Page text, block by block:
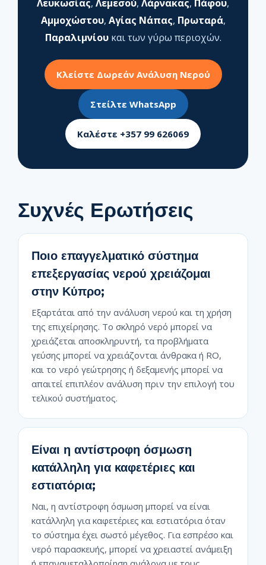
Λευκωσίας, Λεμεσού, Λάρνακας, Πάφου,
Αμμοχώστου, Αγίας Νάπας, Πρωταρά,
Παραλιμνίουκαι των γύρω περιοχών.
Κλείστε Δωρεάν Ανάλυση Νερού
Στείλτε WhatsApp
Καλέστε +357 99 626069
Συχνές Ερωτήσεις
Ποιο επαγγελματικό σύστημα
επεξεργασίας νερού χρειάζομαι
στην Κύπρο;
Εξαρτάται από την ανάλυση νερού και τη χρήση
της επιχείρησης. Το σκληρό νερό μπορεί να
χρειάζεται αποσκληρυντή, τα προβλήματα
γεύσης μπορεί να χρειάζονται άνθρακα ή RO,
και το νερό γεώτρησης ή δεξαμενής μπορεί να
απαιτεί επιπλέον ανάλυση πριν την επιλογή του
τελικού συστήματος.
Είναι η αντίστροφη όσμωση
κατάλληλη για καφετέριες και
εστιατόρια;
Ναι, η αντίστροφη όσμωση μπορεί να είναι
κατάλληλη για καφετέριες και εστιατόρια όταν
το σύστημα έχει σωστό μέγεθος. Για εσπρέσο και
νερό παρασκευής, μπορεί να χρειαστεί ανάμειξη